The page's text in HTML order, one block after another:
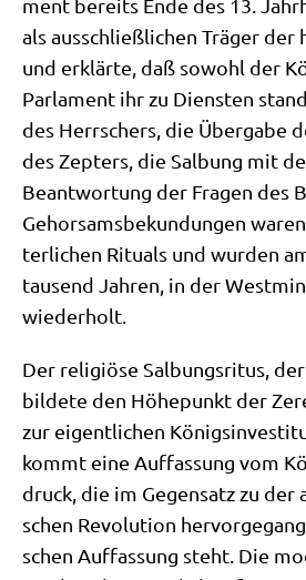
ment bereits Ende des 13.
als aus­schließ­li­chen Trä­ger
und erklär­te, daß sowohl der
Par­la­ment ihr zu Dien­sten
des Herr­schers, die Über­ga­be
des Zep­ters, die Sal­bung mit
Beant­wor­tung der Fra­gen des
Gehor­sams­be­kun­dun­gen
ter­li­chen Ritu­als und wur­den
tau­send Jah­ren, in der
wiederholt.
Der reli­giö­se Sal­bungs­ri­tus,
bil­de­te den Höhe­punkt der
zur eigent­li­chen
kommt eine Auf­fas­sung vom
druck, die im Gegen­satz zu der
schen Revo­lu­ti­on
schen Auf­fas­sung steht. Die